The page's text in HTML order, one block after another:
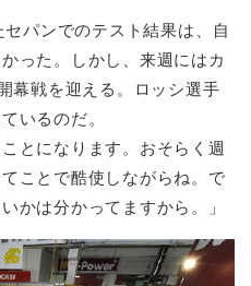
パンでのテスト結果は、自
った。しかし、来週にはカ
幕戦を迎える。ロッシ選手
いるのだ。
とになります。おそらく週
ことで酷使しながらね。で
かは分かってますから。」